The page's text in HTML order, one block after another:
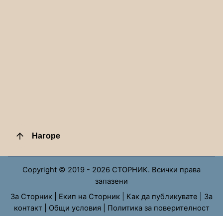
Нагоре
Copyright © 2019 - 2026 СТОРНИК. Всички права
запазени
За Сторник
Екип на Сторник Как да публикувате
За
контакт| Общи условия Политика за поверителност